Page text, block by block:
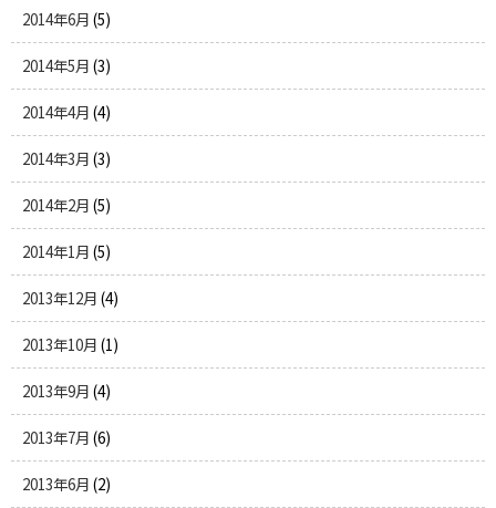
2014年6月 (5)
2014年5月 (3)
2014年4月 (4)
2014年3月 (3)
2014年2月 (5)
2014年1月 (5)
2013年12月 (4)
2013年10月 (1)
2013年9月 (4)
2013年7月 (6)
2013年6月 (2)